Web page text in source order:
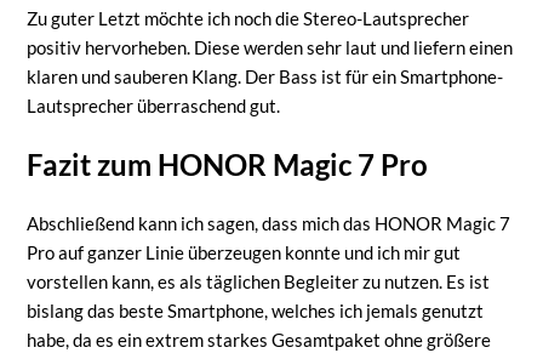
Zu guter Letzt möchte ich noch die Stereo-Lautsprecher
positiv hervorheben. Diese werden sehr laut und liefern einen
klaren und sauberen Klang. Der Bass ist für ein Smartphone-
Lautsprecher überraschend gut.
Fazit zum HONOR Magic 7 Pro
Abschließend kann ich sagen, dass mich das HONOR Magic 7
Pro auf ganzer Linie überzeugen konnte und ich mir gut
vorstellen kann, es als täglichen Begleiter zu nutzen. Es ist
bislang das beste Smartphone, welches ich jemals genutzt
habe, da es ein extrem starkes Gesamtpaket ohne größere